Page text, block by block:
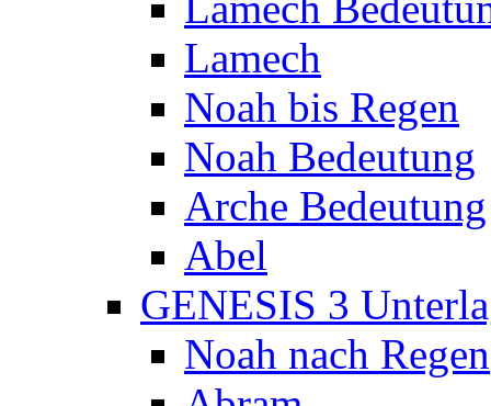
Lamech
Noah bis Regen
Noah Bedeutung
Arche Bedeutung
Abel
GENESIS 3
Noah nach Regen